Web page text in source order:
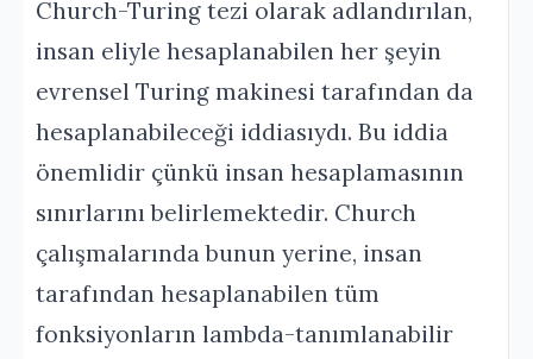
Church-Turing tezi olarak adlandırılan,
insan eliyle hesaplanabilen her şeyin
evrensel Turing makinesi tarafından da
hesaplanabileceği iddiasıydı. Bu iddia
önemlidir çünkü insan hesaplamasının
sınırlarını belirlemektedir. Church
çalışmalarında bunun yerine, insan
tarafından hesaplanabilen tüm
fonksiyonların lambda-tanımlanabilir